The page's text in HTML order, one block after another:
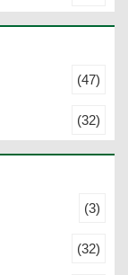
(47)
(32)
(3)
(32)